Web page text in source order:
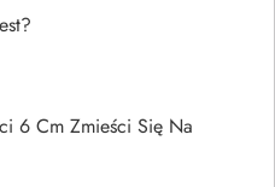
6 Cm Zmieści Się Na